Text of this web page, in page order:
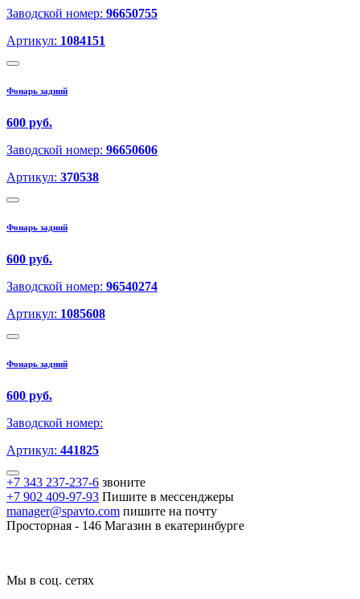
Заводской номер: 96650755
Артикул: 1084151
Фонарь задний
600 руб.
Заводской номер: 96650606
Артикул: 370538
Фонарь задний
600 руб.
Заводской номер: 96540274
Артикул: 1085608
Фонарь задний
600 руб.
Заводской номер:
Артикул: 441825
+7 343 237-237-6 звоните
+7 902 409-97-93 Пишите в мессенджеры
manager@spavto.com пишите на почту
Просторная - 146 Магазин в екатеринбурге
Мы в соц. сетях